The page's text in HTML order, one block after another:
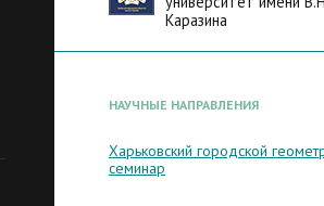
Каразина
НАУЧНЫЕ НАПРАВЛЕНИЯ
Харьковский городской
семинар